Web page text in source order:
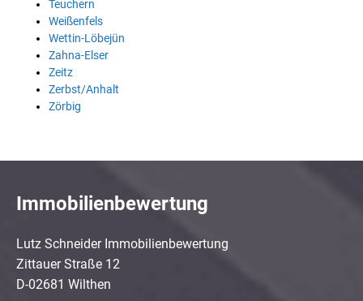
Teuchern
Weißenfels
Wettin-Löbejün
Zahna-Elser
Zeitz
Zerbst/Anhalt
Zörbig
Immobilienbewertung
Lutz Schneider Immobilienbewertung
Zittauer Straße 12
D-02681 Wilthen